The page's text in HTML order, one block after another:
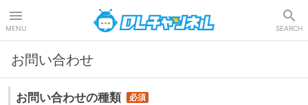
MENU SEARCH
お問い合わせ
お問い合わせの種類